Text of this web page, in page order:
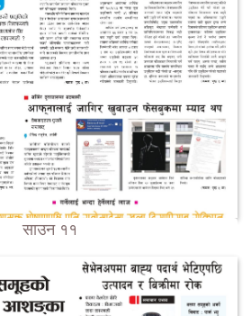
साउन ११